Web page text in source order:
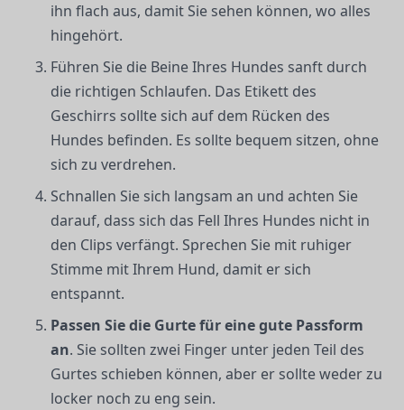
ihn flach aus, damit Sie sehen können, wo alles
hingehört.
Führen Sie die Beine Ihres Hundes sanft durch
die richtigen Schlaufen. Das Etikett des
Geschirrs sollte sich auf dem Rücken des
Hundes befinden. Es sollte bequem sitzen, ohne
sich zu verdrehen.
Schnallen Sie sich langsam an und achten Sie
darauf, dass sich das Fell Ihres Hundes nicht in
den Clips verfängt. Sprechen Sie mit ruhiger
Stimme mit Ihrem Hund, damit er sich
entspannt.
Passen Sie die Gurte für eine gute Passform
an. Sie sollten zwei Finger unter jeden Teil des
Gurtes schieben können, aber er sollte weder zu
locker noch zu eng sein.